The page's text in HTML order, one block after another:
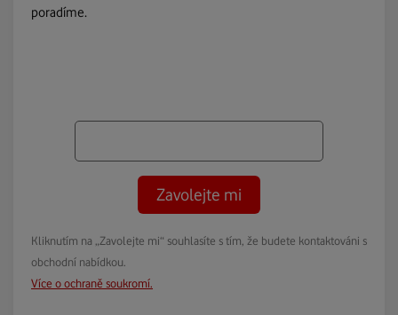
poradíme.
Zavolejte mi
Kliknutím na „Zavolejte mi“ souhlasíte s tím, že budete kontaktováni s
obchodní nabídkou.
Více o ochraně soukromí.